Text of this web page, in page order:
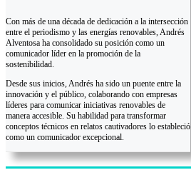
Con más de una década de dedicación a la intersección
entre el periodismo y las energías renovables, Andrés
Alventosa ha consolidado su posición como un
comunicador líder en la promoción de la
sostenibilidad.
Desde sus inicios, Andrés ha sido un puente entre la
innovación y el público, colaborando con empresas
líderes para comunicar iniciativas renovables de
manera accesible. Su habilidad para transformar
conceptos técnicos en relatos cautivadores lo estableció
como un comunicador excepcional.